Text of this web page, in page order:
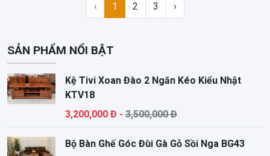
‹ 1 2 3 ›
SẢN PHẨM NỔI BẬT
Kệ Tivi Xoan Đào 2 Ngăn Kéo Kiểu Nhật
KTV18
3,200,000 Đ - 3,500,000 Đ
Bộ Bàn Ghế Góc Đùi Gà Gỗ Sồi Nga BG43